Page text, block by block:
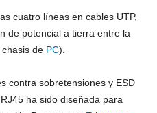
cuatro líneas en cables UTP,
de potencial a tierra entre la
de PC).
contra sobretensiones y ESD
ha sido diseñada para